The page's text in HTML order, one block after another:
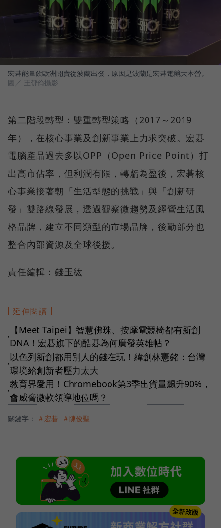
宏碁能量飲歐洲開賣從波蘭出發，原因是波蘭是宏碁電競大本營。
圖／ 王郁倫攝影
第二階段轉型：雙重轉型策略（2017～2019
年），在核心事業及創新事業上力求突破。宏碁
電腦產品過去多以OPP（Open Price Point）打
出高市佔率，但利潤有限，轉虧為盈後，宏碁核
心事業接著朝「生活型態的挑戰」與「創新研
發」雙路線發展，透過觀察微趨勢及經營生活風
格品牌，建立不同類型的市場品牌，後勤部分也
整合內部資源及全球後援。
責任編輯：錢玉紘
延伸閱讀
●
【Meet Taipei】智慧佛珠、按摩電競椅都有新創
DNA！宏碁旗下的酷碁為何廣發英雄帖？
●
以色列新創都用別人的錢在玩！緯創林憲銘：台灣
環境給創新者壓力太大
●
教育界愛用！Chromebook第3季出貨量飆升90%，
會威脅微軟領導地位嗎？
關鍵字： ＃宏碁 ＃陳俊聖